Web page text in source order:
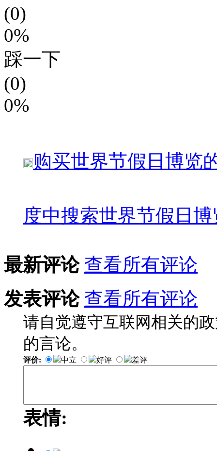
(0)
0%
踩一下
(0)
0%
购买世界节假日博览
度中搜索世界节假日博
最新评论 查看所有评论
发表评论 查看所有评论
请自觉遵守互联网相关的
的言论。
评价: 中立 好评 差评
表情: